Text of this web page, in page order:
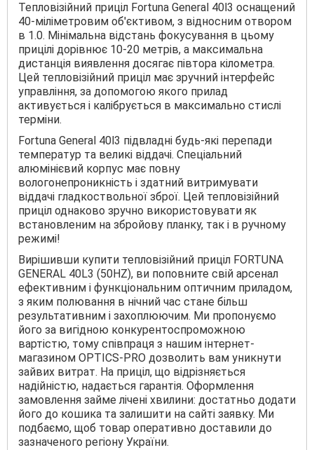
Тепловізійний приціл Fortuna General 40l3 оснащений
40-міліметровим об'єктивом, з відносним отвором
в 1.0. Мінімальна відстань фокусування в цьому
прицілі дорівнює 10-20 метрів, а максимальна
дистанція виявлення досягає півтора кілометра.
Цей тепловізійний приціл має зручний інтерфейс
управління, за допомогою якого прилад
активується і калібрується в максимально стислі
терміни.
Fortuna General 40l3 підвладні будь-які перепади
температур та великі віддачі. Спеціальний
алюмінієвий корпус має повну
вологонепроникність і здатний витримувати
віддачі гладкоствольної зброї. Цей тепловізійний
приціл однаково зручно використовувати як
встановленим на збройову планку, так і в ручному
режимі!
Вирішивши купити тепловізійний приціл FORTUNA
GENERAL 40L3 (50HZ), ви поповните свій арсенал
ефективним і функціональним оптичним приладом,
з яким полювання в нічний час стане більш
результативним і захоплюючим. Ми пропонуємо
його за вигідною конкурентоспроможною
вартістю, тому співпраця з нашим інтернет-
магазином OPTICS-PRO дозволить вам уникнути
зайвих витрат. На приціл, що відрізняється
надійністю, надається гарантія. Оформлення
замовлення займе лічені хвилини: достатньо додати
його до кошика та залишити на сайті заявку. Ми
подбаємо, щоб товар оперативно доставили до
зазначеного регіону України.